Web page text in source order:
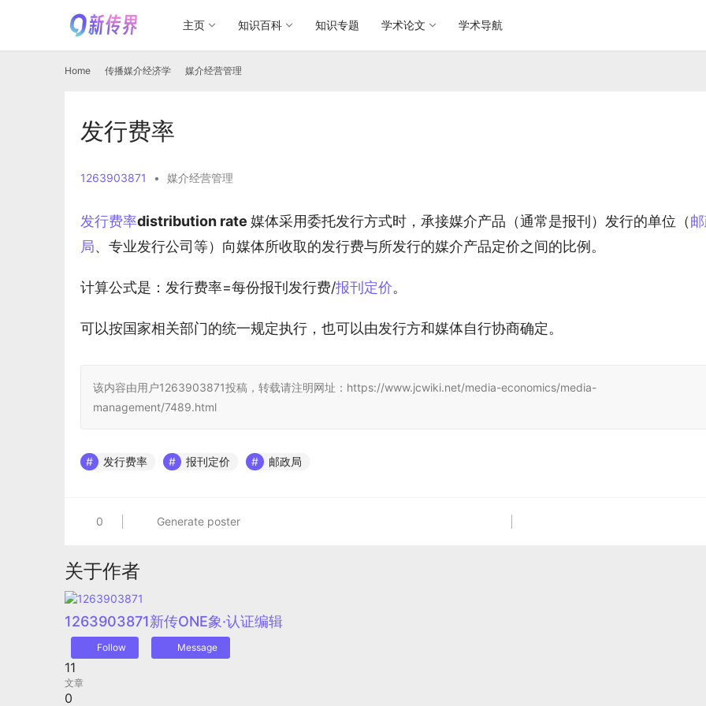
主页 知识百科 知识专题 学术论文 学术导航
Home 传播媒介经济学 媒介经营管理
发行费率
1263903871 • 媒介经营管理
发行费率distribution rate 媒体采用委托发行方式时，承接媒介产品（通常是报刊）发行的单位（
局、专业发行公司等）向媒体所收取的发行费与所发行的媒介产品定价之间的比例。
计算公式是：发行费率=每份报刊发行费/报刊定价。
可以按国家相关部门的统一规定执行，也可以由发行方和媒体自行协商确定。
该内容由用户1263903871投稿，转载请注明网址：https://www.jcwiki.net/media-economics/media-
management/7489.html
发行费率 报刊定价 邮政局
0 Generate poster
关于作者
1263903871新传ONE象·认证编辑
Follow Message
11
文章
0